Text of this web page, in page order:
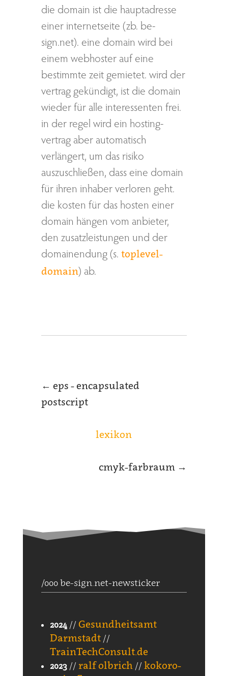
die domain ist die hauptadresse
einer internetseite (zb. be-
sign.net). eine domain wird bei
einem webhoster auf eine
bestimmte zeit gemietet. wird der
vertrag gekündigt, ist die domain
wieder für alle interessenten frei.
in der regel wird ein hosting-
vertrag aber automatisch
verlängert, um das risiko
auszuschließen, dass eine domain
für ihren inhaber verloren geht.
die kosten für das hosten einer
domain hängen vom anbieter,
den zusatzleistungen und der
domainendung (s. toplevel-
domain) ab.
← eps - encapsulated
postscript
lexikon
cmyk-farbraum →
/000 be-sign.net-newsticker
2024 // Gesundheitsamt
Darmstadt//
TrainTechConsult.de
2023 // ralf olbrich // kokoro-